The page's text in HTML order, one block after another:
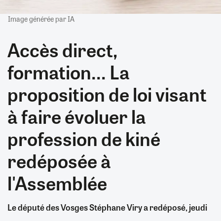
Image générée par IA
Accès direct,
formation... La
proposition de loi visant
à faire évoluer la
profession de kiné
redéposée à
l'Assemblée
Le député des Vosges Stéphane Viry a redéposé, jeudi